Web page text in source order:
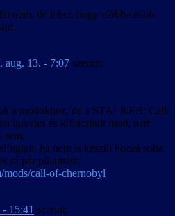
nem, de lehet, hogy előbb-utóbb
aug. 13. - 7:07 szerint:
a modokhoz, de a STALKER: Call
igéretes és kifinomult mod, nem
sem.
ha nem is készül hozzá soha
rá pár pillantást:
call-of-chernobyl
15:41 szerint: